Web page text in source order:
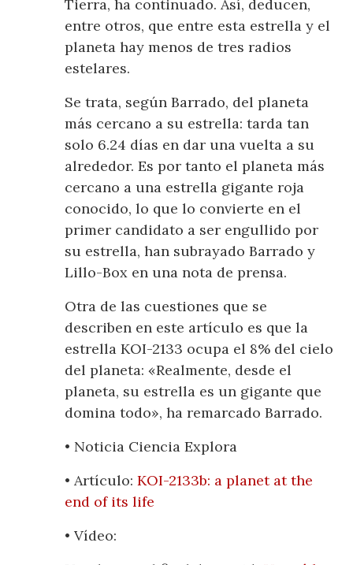
Tierra, ha continuado. Así, deducen,
entre otros, que entre esta estrella y el
planeta hay menos de tres radios
estelares.
Se trata, según Barrado, del planeta
más cercano a su estrella: tarda tan
solo 6.24 días en dar una vuelta a su
alrededor. Es por tanto el planeta más
cercano a una estrella gigante roja
conocido, lo que lo convierte en el
primer candidato a ser engullido por
su estrella, han subrayado Barrado y
Lillo-Box en una nota de prensa.
Otra de las cuestiones que se
describen en este artículo es que la
estrella KOI-2133 ocupa el 8% del cielo
del planeta: «Realmente, desde el
planeta, su estrella es un gigante que
domina todo», ha remarcado Barrado.
• Noticia Ciencia Explora
• Artículo:KOI-2133b: a planet at the
end of its life
• Vídeo: